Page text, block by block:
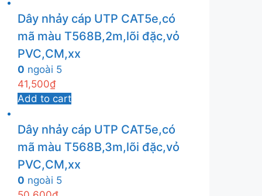
Dây nhảy cáp UTP CAT5e,có
mã màu T568B,2m,lõi đặc,vỏ
PVC,CM,xx
0 ngoài 5
41,500₫
Add to cart
Dây nhảy cáp UTP CAT5e,có
mã màu T568B,3m,lõi đặc,vỏ
PVC,CM,xx
0 ngoài 5